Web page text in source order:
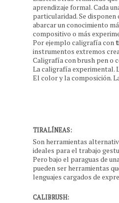
aprendizaje formal. Cada
particularidad. Se
abarcar un conocimiento
compositivo o más
Por ejemplo caligrafía con
instrumentos extremos
Caligrafía con brush pen o
La caligrafía experimental.
El color y la composición.
TIRALÍNEAS:
Son herramientas
ideales para el trabajo
Pero bajo el paraguas de
pueden ser herramientas
lenguajes cargados de
CALIBRUSH: